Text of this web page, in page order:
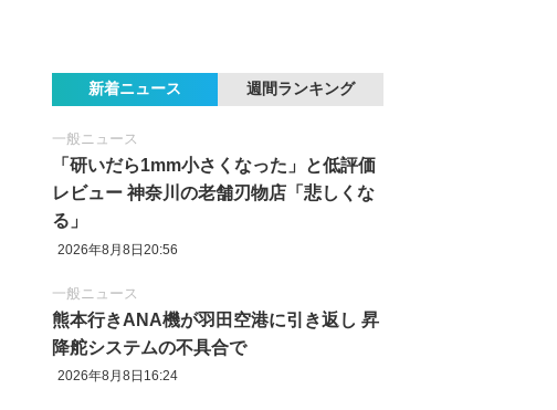
新着ニュース 週間ランキング
一般ニュース
「研いだら1mm小さくなった」と低評価
レビュー 神奈川の老舗刃物店「悲しくな
る」
2026年8月8日20:56
一般ニュース
熊本行きANA機が羽田空港に引き返し 昇
降舵システムの不具合で
2026年8月8日16:24